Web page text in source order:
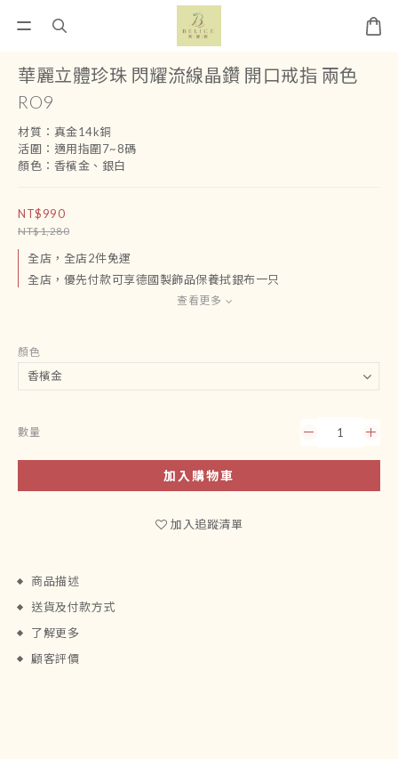
華麗立體珍珠 閃耀流線晶鑽 開口戒指 兩色
RO9
材質：真金14k銅
活圍：適用指圍7~8碼
顏色：香檳金、銀白
NT$990
NT$1,280
全店，全店2件免運
全店，優先付款可享德國製飾品保養拭銀布一只
查看更多
顏色
數量
加入購物車
加入追蹤清單
商品描述
送貨及付款方式
了解更多
顧客評價